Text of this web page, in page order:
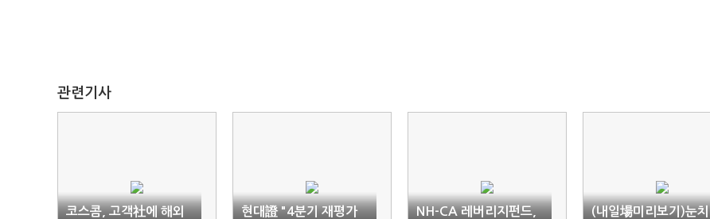
관련기사
코스콤, 고객社에 해외
현대證 "4분기 재평가
NH-CA 레버리지펀드,
(내일場미리보기)눈치